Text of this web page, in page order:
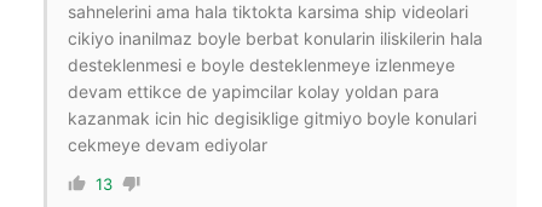
sahnelerini ama hala tiktokta karsima ship videolari
cikiyo inanilmaz boyle berbat konularin iliskilerin hala
desteklenmesi e boyle desteklenmeye izlenmeye
devam ettikce de yapimcilar kolay yoldan para
kazanmak icin hic degisiklige gitmiyo boyle konulari
cekmeye devam ediyolar
13